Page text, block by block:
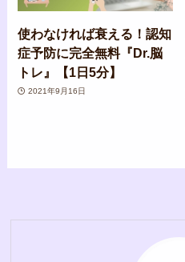
使わなければ衰える！認知
症予防に完全無料『Dr.脳
トレ』【1日5分】
2021年9月16日